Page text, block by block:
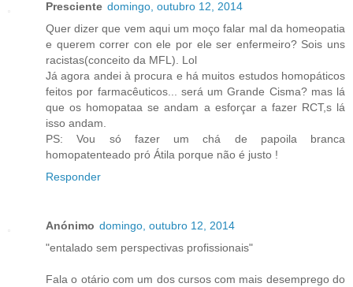
Presciente domingo, outubro 12, 2014
Quer dizer que vem aqui um moço falar mal da homeopatia
e querem correr con ele por ele ser enfermeiro? Sois uns
racistas(conceito da MFL). Lol
Já agora andei à procura e há muitos estudos homopáticos
feitos por farmacêuticos... será um Grande Cisma? mas lá
que os homopataa se andam a esforçar a fazer RCT,s lá
isso andam.
PS: Vou só fazer um chá de papoila branca
homopatenteado pró Átila porque não é justo !
Responder
Anónimo domingo, outubro 12, 2014
"entalado sem perspectivas profissionais"
Fala o otário com um dos cursos com mais desemprego do